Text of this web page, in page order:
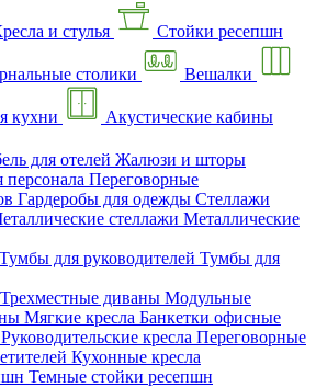
и стулья Стойки ресепшн
столики Вешалки
кухни Акустические кабины
для отелей Жалюзи и шторы
персонала Переговорные
Гардеробы для одежды Стеллажи
стеллажи Металлические
Тумбы для руководителей Тумбы для
Трехместные диваны Модульные
Мягкие кресла Банкетки офисные
Руководительские кресла Переговорные
Кухонные кресла
Темные стойки ресепшн